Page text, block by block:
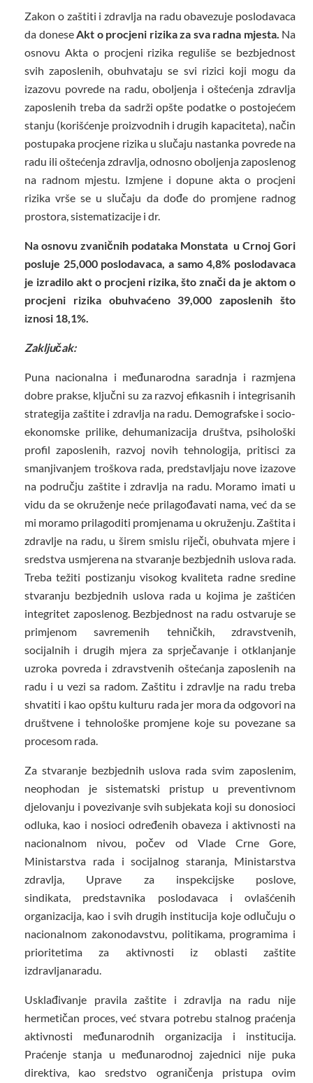
Zakon o zaštiti i zdravlja na radu obavezuje poslodavaca
da doneseAkt o procjeni rizika za sva radna mjesta. Na
osnovu Akta o procjeni rizika reguliše se bezbjednost
svih zaposlenih, obuhvataju se svi rizici koji mogu da
izazovu povrede na radu, oboljenja i oštećenja zdravlja
zaposlenih treba da sadrži opšte podatke o postojećem
stanju (korišćenje proizvodnih i drugih kapaciteta), način
postupaka procjene rizika u slučaju nastanka povrede na
radu ili oštećenja zdravlja, odnosno oboljenja zaposlenog
na radnom mjestu. Izmjene i dopune akta o procjeni
rizika vrše se u slučaju da dođe do promjene radnog
prostora, sistematizacije i dr.
Na osnovu zvaničnih podataka Monstata u Crnoj Gori
posluje 25,000 poslodavaca, a samo 4,8% poslodavaca
je izradilo akt o procjeni rizika, što znači da je aktom o
procjeni rizika obuhvaćeno 39,000 zaposlenih što
iznosi 18,1%.
Zaključak:
Puna nacionalna i međunarodna saradnja i razmjena
dobre prakse, ključni su za razvoj efikasnih i integrisanih
strategija zaštite i zdravlja na radu. Demografske i socio-
ekonomske prilike, dehumanizacija društva, psihološki
profil zaposlenih, razvoj novih tehnologija, pritisci za
smanjivanjem troškova rada, predstavljaju nove izazove
na području zaštite i zdravlja na radu. Moramo imati u
vidu da se okruženje neće prilagođavati nama, već da se
mi moramo prilagoditi promjenama u okruženju. Zaštita i
zdravlje na radu, u širem smislu riječi, obuhvata mjere i
sredstva usmjerena na stvaranje bezbjednih uslova rada.
Treba težiti postizanju visokog kvaliteta radne sredine
stvaranju bezbjednih uslova rada u kojima je zaštićen
integritet zaposlenog. Bezbjednost na radu ostvaruje se
primjenom savremenih tehničkih, zdravstvenih,
socijalnih i drugih mjera za sprječavanje i otklanjanje
uzroka povreda i zdravstvenih oštećanja zaposlenih na
radu i u vezi sa radom. Zaštitu i zdravlje na radu treba
shvatiti i kao opštu kulturu rada jer mora da odgovori na
društvene i tehnološke promjene koje su povezane sa
procesom rada.
Za stvaranje bezbjednih uslova rada svim zaposlenim,
neophodan je sistematski pristup u preventivnom
djelovanju i povezivanje svih subjekata koji su donosioci
odluka, kao i nosioci određenih obaveza i aktivnosti na
nacionalnom nivou, počev od Vlade Crne Gore,
Ministarstva rada i socijalnog staranja, Ministarstva
zdravlja, Uprave za inspekcijske poslove,
sindikata, predstavnika poslodavaca i ovlašćenih
organizacija, kao i svih drugih institucija koje odlučuju o
nacionalnom zakonodavstvu, politikama, programima i
prioritetima za aktivnosti iz oblasti zaštite
izdravljanaradu.
Usklađivanje pravila zaštite i zdravlja na radu nije
hermetičan proces, već stvara potrebu stalnog praćenja
aktivnosti međunarodnih organizacija i institucija.
Praćenje stanja u međunarodnoj zajednici nije puka
direktiva, kao sredstvo ograničenja pristupa ovim